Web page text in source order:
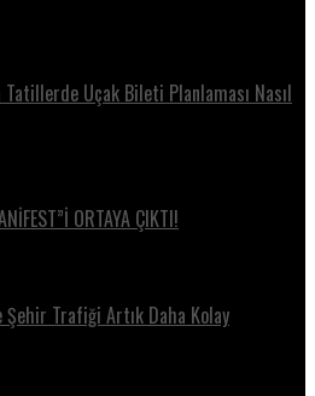
Tatillerde Uçak Bileti Planlaması Nasıl
ORTAYA ÇIKTI!
Şehir Trafiği Artık Daha Kolay